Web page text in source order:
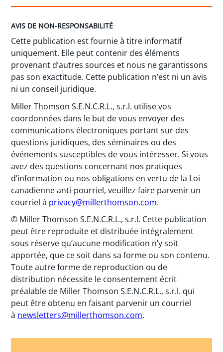
AVIS DE NON-RESPONSABILITÉ
Cette publication est fournie à titre informatif
uniquement. Elle peut contenir des éléments
provenant d’autres sources et nous ne garantissons
pas son exactitude. Cette publication n’est ni un avis
ni un conseil juridique.
Miller Thomson S.E.N.C.R.L., s.r.l. utilise vos
coordonnées dans le but de vous envoyer des
communications électroniques portant sur des
questions juridiques, des séminaires ou des
événements susceptibles de vous intéresser. Si vous
avez des questions concernant nos pratiques
d’information ou nos obligations en vertu de la Loi
canadienne anti-pourriel, veuillez faire parvenir un
courriel à privacy@millerthomson.com.
© Miller Thomson S.E.N.C.R.L., s.r.l. Cette publication
peut être reproduite et distribuée intégralement
sous réserve qu’aucune modification n’y soit
apportée, que ce soit dans sa forme ou son contenu.
Toute autre forme de reproduction ou de
distribution nécessite le consentement écrit
préalable de Miller Thomson S.E.N.C.R.L., s.r.l. qui
peut être obtenu en faisant parvenir un courriel
à newsletters@millerthomson.com.